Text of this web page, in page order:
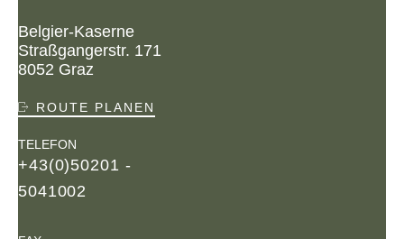
Belgier-Kaserne
Straßgangerstr. 171
8052 Graz
ROUTE PLANEN
TELEFON
+43(0)50201 -
5041002